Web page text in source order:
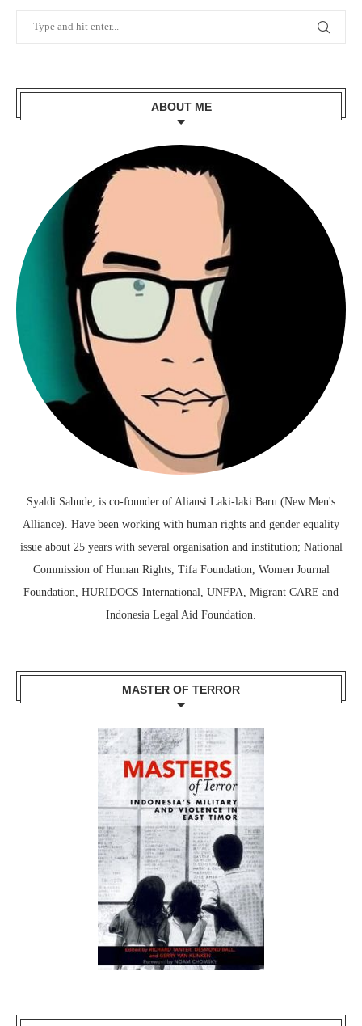
ABOUT ME
Syaldi Sahude, is co-founder of Aliansi Laki-laki Baru (New Men's
Alliance). Have been working with human rights and gender equality
issue about 25 years with several organisation and institution; National
Commission of Human Rights, Tifa Foundation, Women Journal
Foundation, HURIDOCS International, UNFPA, Migrant CARE and
Indonesia Legal Aid Foundation.
MASTER OF TERROR